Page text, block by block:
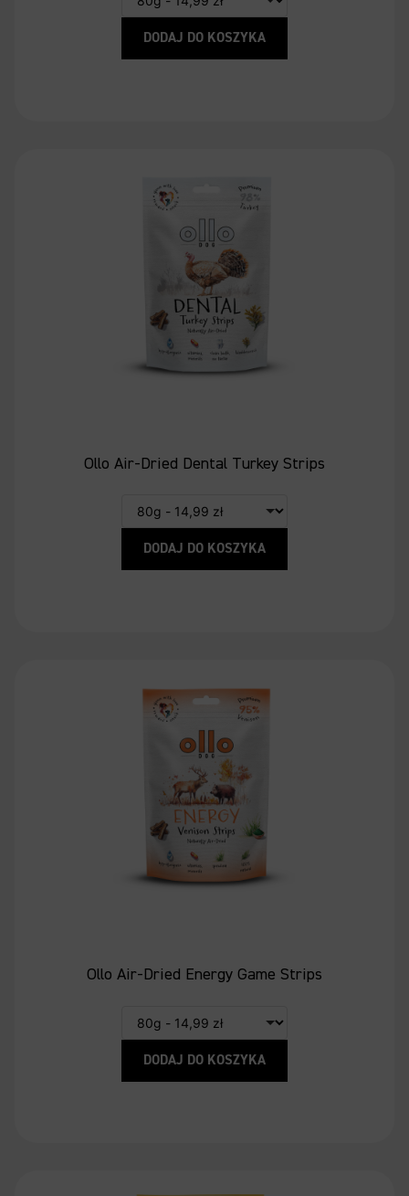
DODAJ DO KOSZYKA
Ollo Air-Dried Dental Turkey Strips
DODAJ DO KOSZYKA
Ollo Air-Dried Energy Game Strips
DODAJ DO KOSZYKA